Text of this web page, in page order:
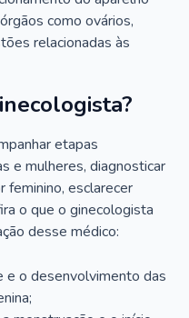
como ovários,
relacionadas às
etapas
e mulheres, diagnosticar
feminino, esclarecer
o que o ginecologista
desse médico:
e o desenvolvimento das